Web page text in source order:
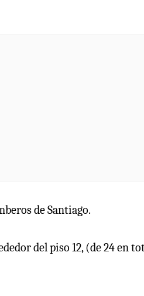
de Santiago.
del piso 12, (de 24 en